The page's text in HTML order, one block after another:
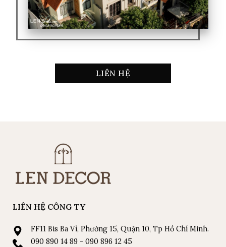
LIÊN HỆ
LIÊN HỆ CÔNG TY
FF11 Bis Ba Vì, Phường 15, Quận 10, Tp Hồ Chí Minh.
090 890 14 89 - 090 896 12 45